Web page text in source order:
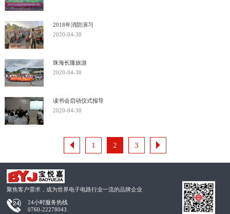
2018年消防演习
2020-04-30
珠海长隆旅游
2020-04-30
读书会启动仪式报导
2020-04-30
1 2 3
聚焦客户需求，成为世界电子电路行业一流的品牌企业
24小时服务热线
0760-22278043